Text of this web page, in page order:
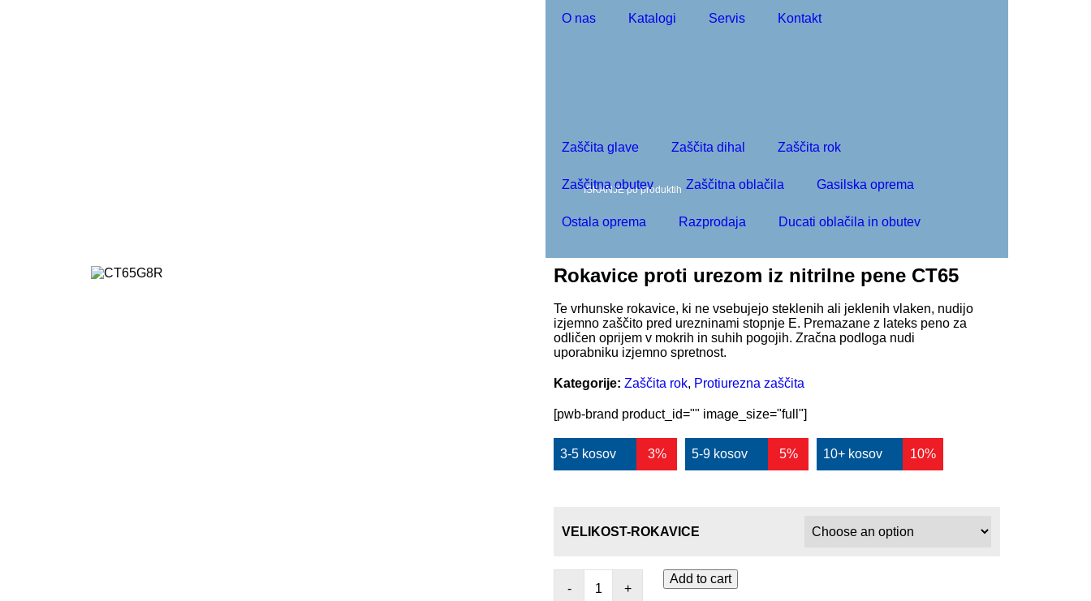
O nas Katalogi Servis Kontakt
Zaščita glave Zaščita dihal Zaščita rok
Zaščitna obutev Zaščitna oblačila Gasilska oprema
Ostala oprema Razprodaja Ducati oblačila in obutev
Rokavice proti urezom iz nitrilne pene CT65
Te vrhunske rokavice, ki ne vsebujejo steklenih ali jeklenih vlaken, nudijo
izjemno zaščito pred urezninami stopnje E. Premazane z lateks peno za
odličen oprijem v mokrih in suhih pogojih. Zračna podloga nudi
uporabniku izjemno spretnost.
Kategorije: Zaščita rok, Protiurezna zaščita
[pwb-brand product_id="" image_size="full"]
3-5 kosov 3% 5-9 kosov 5% 10+ kosov 10%
VELIKOST-ROKAVICE
- +
Add to cart